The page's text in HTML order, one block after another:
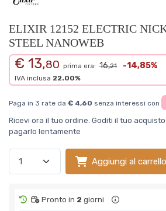
ELIXIR 12152 ELECTRIC
STEEL NANOWEB
€ 13,80 prima era: 16,21 -14,85%
IVA inclusa 22.00%
Paga in 3 rate da € 4,60 senza interessi con
Ricevi ora il tuo ordine. Goditi il tuo
pagarlo lentamente
Aggiungi al carrello
Pronto in 2 giorni